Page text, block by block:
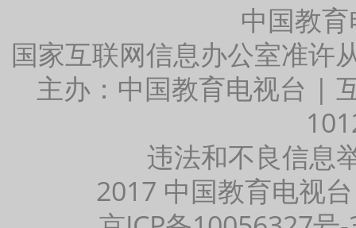
中国教
国家互联网信息办公室准许
主办：中国教育电视台 |
违法和不良信息
2017 中国教育电视